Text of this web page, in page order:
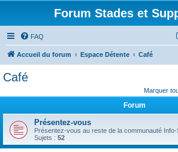
Forum Stades et
FAQ
Accueil du forum Espace Détente Café
Café
Marquer
Forum
Présentez-vous
Présentez-vous au reste de la communauté Info-
Sujets : 52